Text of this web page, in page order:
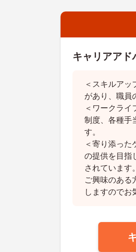
キャリアアド
＜スキルアッ
があり、職員
＜ワークライ
制度、各種手
す。
＜寄り添った
の提供を目指
されています。
ご興味のある
しますのでお